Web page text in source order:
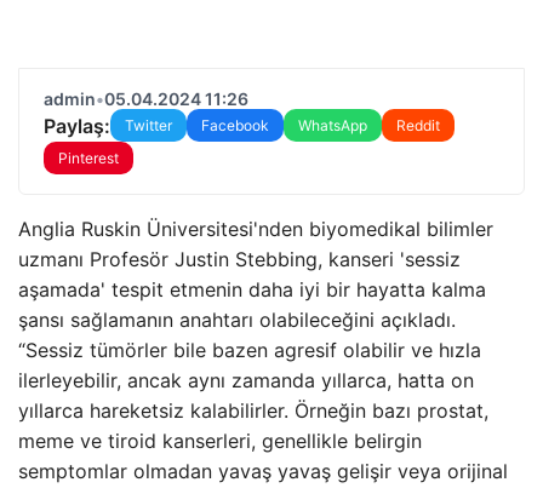
admin•05.04.2024 11:26
Paylaş: Twitter Facebook WhatsApp
Reddit
Pinterest
Anglia Ruskin Üniversitesi'nden biyomedikal bilimler
uzmanı Profesör Justin Stebbing, kanseri 'sessiz
aşamada' tespit etmenin daha iyi bir hayatta kalma
şansı sağlamanın anahtarı olabileceğini açıkladı.
“Sessiz tümörler bile bazen agresif olabilir ve hızla
ilerleyebilir, ancak aynı zamanda yıllarca, hatta on
yıllarca hareketsiz kalabilirler. Örneğin bazı prostat,
meme ve tiroid kanserleri, genellikle belirgin
semptomlar olmadan yavaş yavaş gelişir veya orijinal